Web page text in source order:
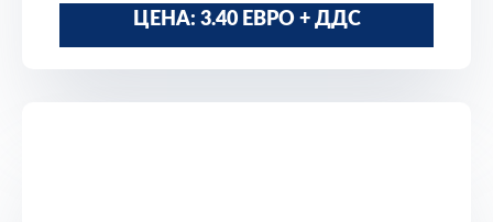
ЦЕНА: 3.40 ЕВРО + ДДС